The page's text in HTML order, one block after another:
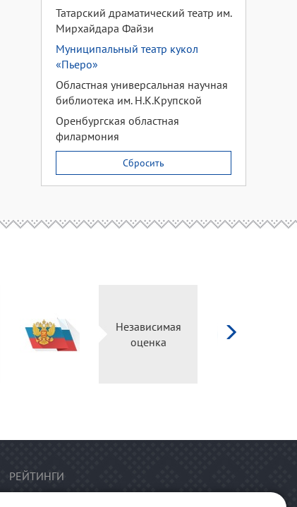
Татарский драматический театр им.
Мирхайдара Файзи
Муниципальный театр кукол
«Пьеро»
Областная универсальная научная
библиотека им. Н.К.Крупской
Оренбургская областная
филармония
Сбросить
Независимая
оценка
РЕЙТИНГИ